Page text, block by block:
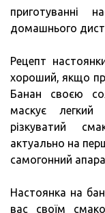
приготуванні
домашнього
Рецепт
хороший, якщо
Банан своєю
маскує
різкуватий
актуально на
самогонний
Настоянка на
вас своїм